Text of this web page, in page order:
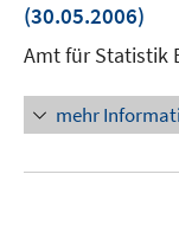
(30.05.2006)
Amt für Statistik
mehr